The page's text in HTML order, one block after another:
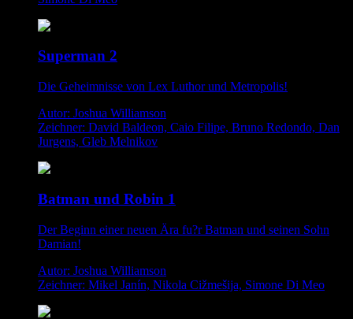
Superman 2
Die Geheimnisse von Lex Luthor und Metropolis!
Autor: Joshua Williamson
Zeichner: David Baldeon, Caio Filipe, Bruno Redondo, Dan
Jurgens, Gleb Melnikov
Batman und Robin 1
Der Beginn einer neuen Ära fu?r Batman und seinen Sohn
Damian!
Autor: Joshua Williamson
Zeichner: Mikel Janín, Nikola Cižmešija, Simone Di Meo